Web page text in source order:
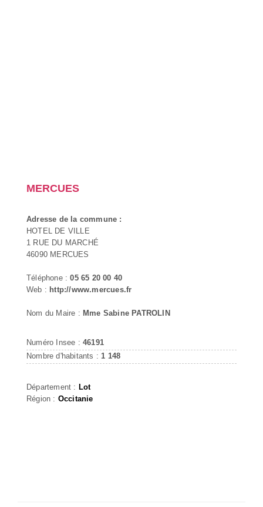
MERCUES
Adresse de la commune :
HOTEL DE VILLE
1 RUE DU MARCHÉ
46090 MERCUES
Téléphone :05 65 20 00 40
Web : http://www.mercues.fr
Nom du Maire : Mme Sabine PATROLIN
Numéro Insee : 46191
Nombre d'habitants : 1 148
Département : Lot
Région : Occitanie